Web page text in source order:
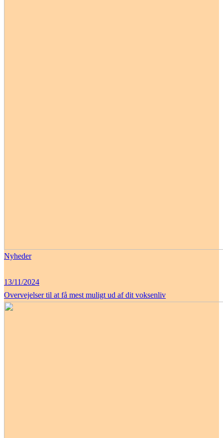
Nyheder
13/11/2024
Overvejelser til at få mest muligt ud af dit voksenliv